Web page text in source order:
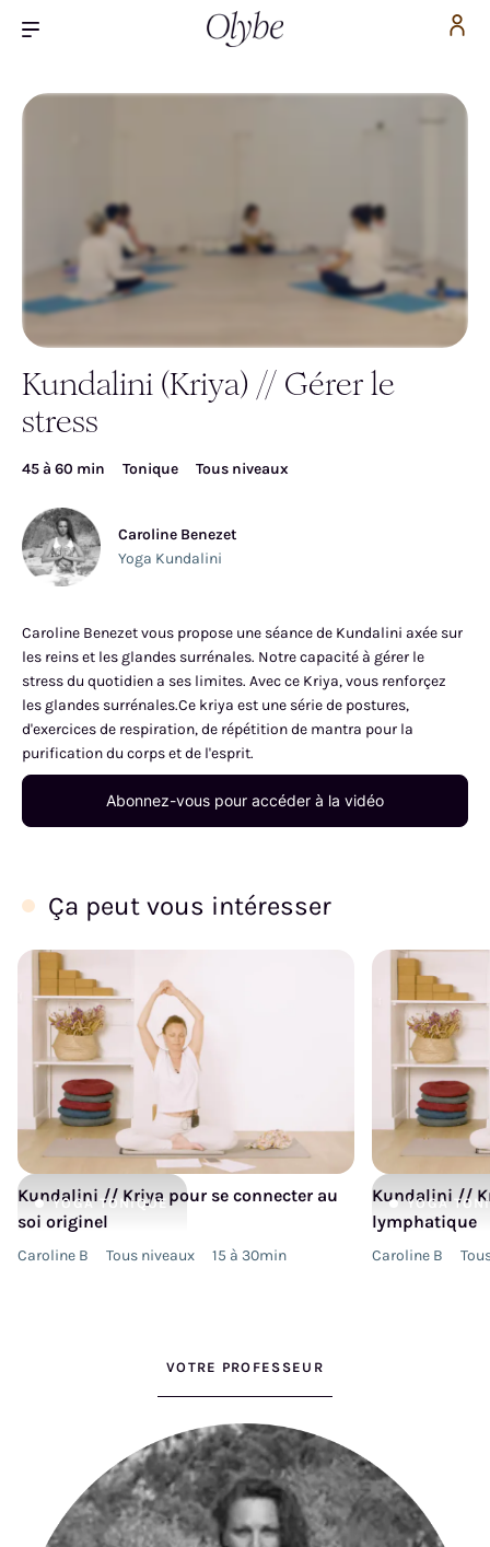
Inscrivez-vous pour accéder gratuitement à la
Kundalini (Kriya) // Gérer le
stress
45 à 60 min Tonique Tous niveaux
Caroline Benezet
Yoga Kundalini
Caroline Benezet vous propose une séance de Kundalini axée sur
les reins et les glandes surrénales. Notre capacité à gérer le
stress du quotidien a ses limites. Avec ce Kriya, vous renforçez
les glandes surrénales.Ce kriya est une série de postures,
d'exercices de respiration, de répétition de mantra pour la
purification du corps et de l'esprit.
Abonnez-vous pour accéder à la vidéo
Ça peut vous intéresser
YOGA TONIQUE
Kundalini // Kriya pour se connecter au
soi originel
Caroline B Tous niveaux 15 à 30min
YOGA
Kundalini //
lymphatique
Caroline B
VOTRE PROFESSEUR